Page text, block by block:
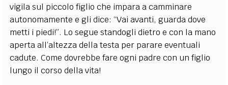
vigila sul piccolo figlio che impara a camminare
autonomamente e gli dice: “Vai avanti, guarda dove
metti i piedi!”. Lo segue standogli dietro e con la mano
aperta all’altezza della testa per parare eventuali
cadute. Come dovrebbe fare ogni padre con un figlio
lungo il corso della vita!